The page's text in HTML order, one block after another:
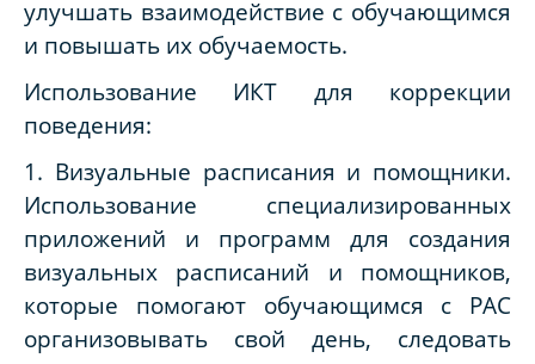
улучшать взаимодействие с обучающимся
и повышать их обучаемость.
Использование ИКТ для коррекции
поведения:
1. Визуальные расписания и помощники.
Использование специализированных
приложений и программ для создания
визуальных расписаний и помощников,
которые помогают обучающимся с РАС
организовывать свой день, следовать